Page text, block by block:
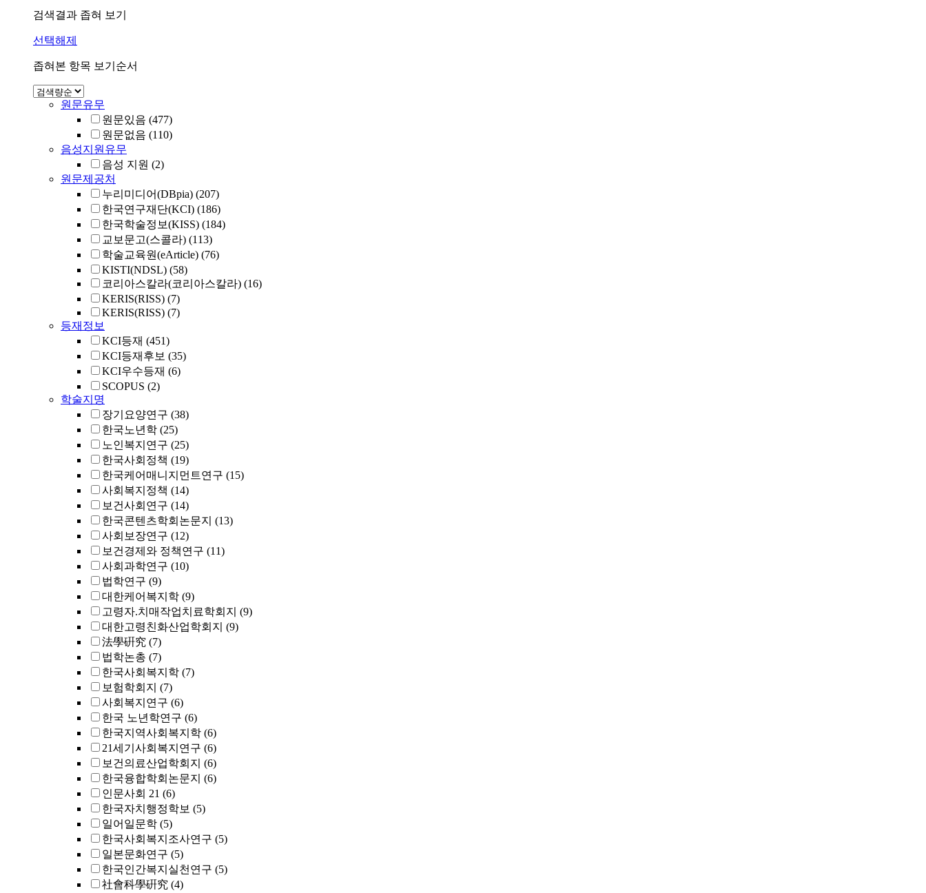
검색결과 좁혀 보기
선택해제
좁혀본 항목 보기순서
원문유무
원문있음 (477)
원문없음 (110)
음성지원유무
음성 지원 (2)
원문제공처
누리미디어(DBpia) (207)
한국연구재단(KCI) (186)
한국학술정보(KISS) (184)
교보문고(스콜라) (113)
학술교육원(eArticle) (76)
KISTI(NDSL) (58)
코리아스칼라(코리아스칼라) (16)
KERIS(RISS) (7)
KERIS(RISS) (7)
등재정보
KCI등재 (451)
KCI등재후보 (35)
KCI우수등재 (6)
SCOPUS (2)
학술지명
장기요양연구 (38)
한국노년학 (25)
노인복지연구 (25)
한국사회정책 (19)
한국케어매니지먼트연구 (15)
사회복지정책 (14)
보건사회연구 (14)
한국콘텐츠학회논문지 (13)
사회보장연구 (12)
보건경제와 정책연구 (11)
사회과학연구 (10)
법학연구 (9)
대한케어복지학 (9)
고령자.치매작업치료학회지 (9)
대한고령친화산업학회지 (9)
法學硏究 (7)
법학논총 (7)
한국사회복지학 (7)
보험학회지 (7)
사회복지연구 (6)
한국 노년학연구 (6)
한국지역사회복지학 (6)
21세기사회복지연구 (6)
보건의료산업학회지 (6)
한국융합학회논문지 (6)
인문사회 21 (6)
한국자치행정학보 (5)
일어일문학 (5)
한국사회복지조사연구 (5)
일본문화연구 (5)
한국인간복지실천연구 (5)
社會科學硏究 (4)